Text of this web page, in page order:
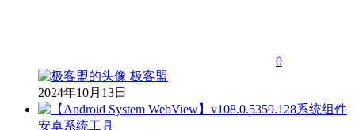
0
极客盟
2024年10月13日
安卓系统工具